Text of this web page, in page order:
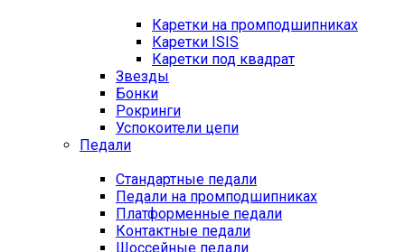
Каретки на промподшипниках
Каретки ISIS
Каретки под квадрат
Звезды
Бонки
Рокринги
Успокоители цепи
Педали
Стандартные педали
Педали на промподшипниках
Платформенные педали
Контактные педали
Шоссейные педали